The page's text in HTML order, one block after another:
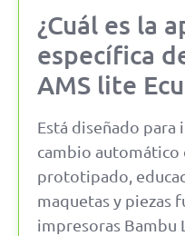
¿Cuál es la
específica
AMS lite
Está diseñado
cambio
prototipado,
maquetas y piezas
impresoras Bambu